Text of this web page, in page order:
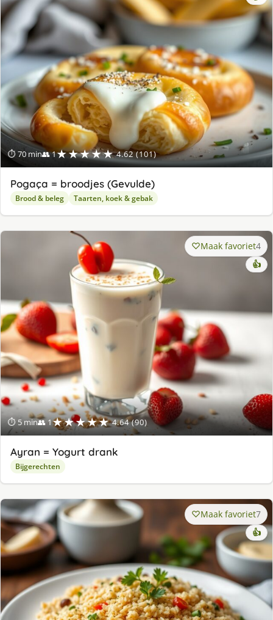
⏱ 70 min👥 1★★★★★ 4.62 (101)
Pogaça = broodjes (Gevulde)
Brood & beleg Taarten, koek & gebak
⏱ 5 min👥 1★★★★★ 4.64 (90)
Maak favoriet4
👍
Ayran = Yogurt drank
Bijgerechten
Maak favoriet7
👍